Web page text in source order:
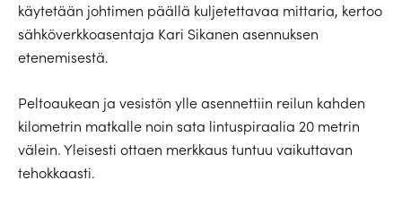
käytetään johtimen päällä kuljetettavaa mittaria, kertoo
sähköverkkoasentaja Kari Sikanen asennuksen
etenemisestä.
Peltoaukean ja vesistön ylle asennettiin reilun kahden
kilometrin matkalle noin sata lintuspiraalia 20 metrin
välein. Yleisesti ottaen merkkaus tuntuu vaikuttavan
tehokkaasti.